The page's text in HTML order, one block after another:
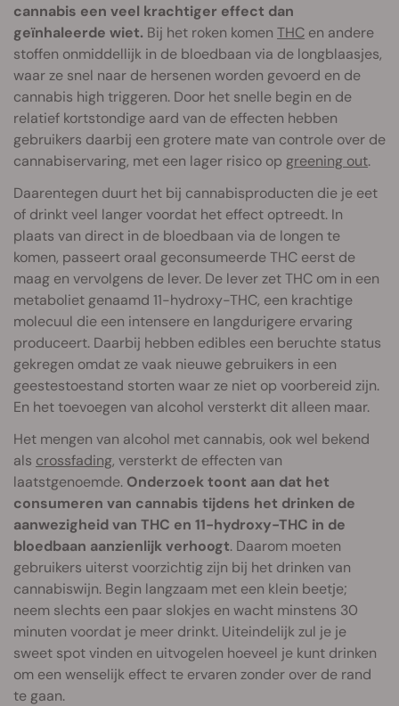
cannabis een veel krachtiger effect dan
geïnhaleerde wiet. Bij het roken komen THC en andere
stoffen onmiddellijk in de bloedbaan via de longblaasjes,
waar ze snel naar de hersenen worden gevoerd en de
cannabis high triggeren. Door het snelle begin en de
relatief kortstondige aard van de effecten hebben
gebruikers daarbij een grotere mate van controle over de
cannabiservaring, met een lager risico op greening out.
Daarentegen duurt het bij cannabisproducten die je eet
of drinkt veel langer voordat het effect optreedt. In
plaats van direct in de bloedbaan via de longen te
komen, passeert oraal geconsumeerde THC eerst de
maag en vervolgens de lever. De lever zet THC om in een
metaboliet genaamd 11-hydroxy-THC, een krachtige
molecuul die een intensere en langdurigere ervaring
produceert. Daarbij hebben edibles een beruchte status
gekregen omdat ze vaak nieuwe gebruikers in een
geestestoestand storten waar ze niet op voorbereid zijn.
En het toevoegen van alcohol versterkt dit alleen maar.
Het mengen van alcohol met cannabis, ook wel bekend
als crossfading, versterkt de effecten van
laatstgenoemde. Onderzoek toont aan dat het
consumeren van cannabis tijdens het drinken de
aanwezigheid van THC en 11-hydroxy-THC in de
bloedbaan aanzienlijk verhoogt. Daarom moeten
gebruikers uiterst voorzichtig zijn bij het drinken van
cannabiswijn. Begin langzaam met een klein beetje;
neem slechts een paar slokjes en wacht minstens 30
minuten voordat je meer drinkt. Uiteindelijk zul je je
sweet spot vinden en uitvogelen hoeveel je kunt drinken
om een wenselijk effect te ervaren zonder over de rand
te gaan.